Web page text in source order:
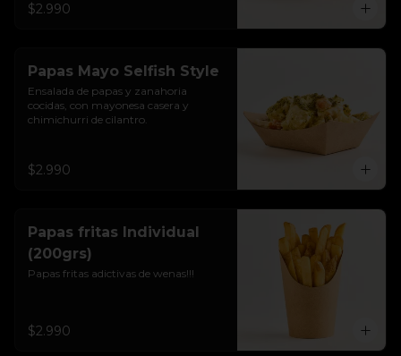
$2.990
Papas Mayo Selfish Style
Ensalada de papas y zanahoria
cocidas, con mayonesa casera y
chimichurri de cilantro.
$2.990
Papas fritas Individual
(200grs)
Papas fritas adictivas de wenas!!!
$2.990